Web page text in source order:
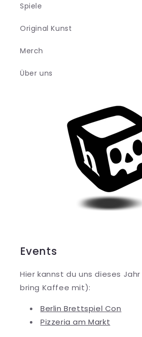
Spiele
Original Kunst
Merch
Über uns
Events
Hier kannst du uns dieses
bring Kaffee mit):
Berlin Brettspiel Con
Pizzeria am Markt